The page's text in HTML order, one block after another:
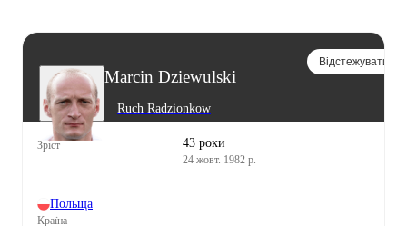
Marcin Dziewulski
Ruch Radzionkow
Відстежувати
Зріст 43 роки
24 жовт. 1982 р.
Польща
Країна